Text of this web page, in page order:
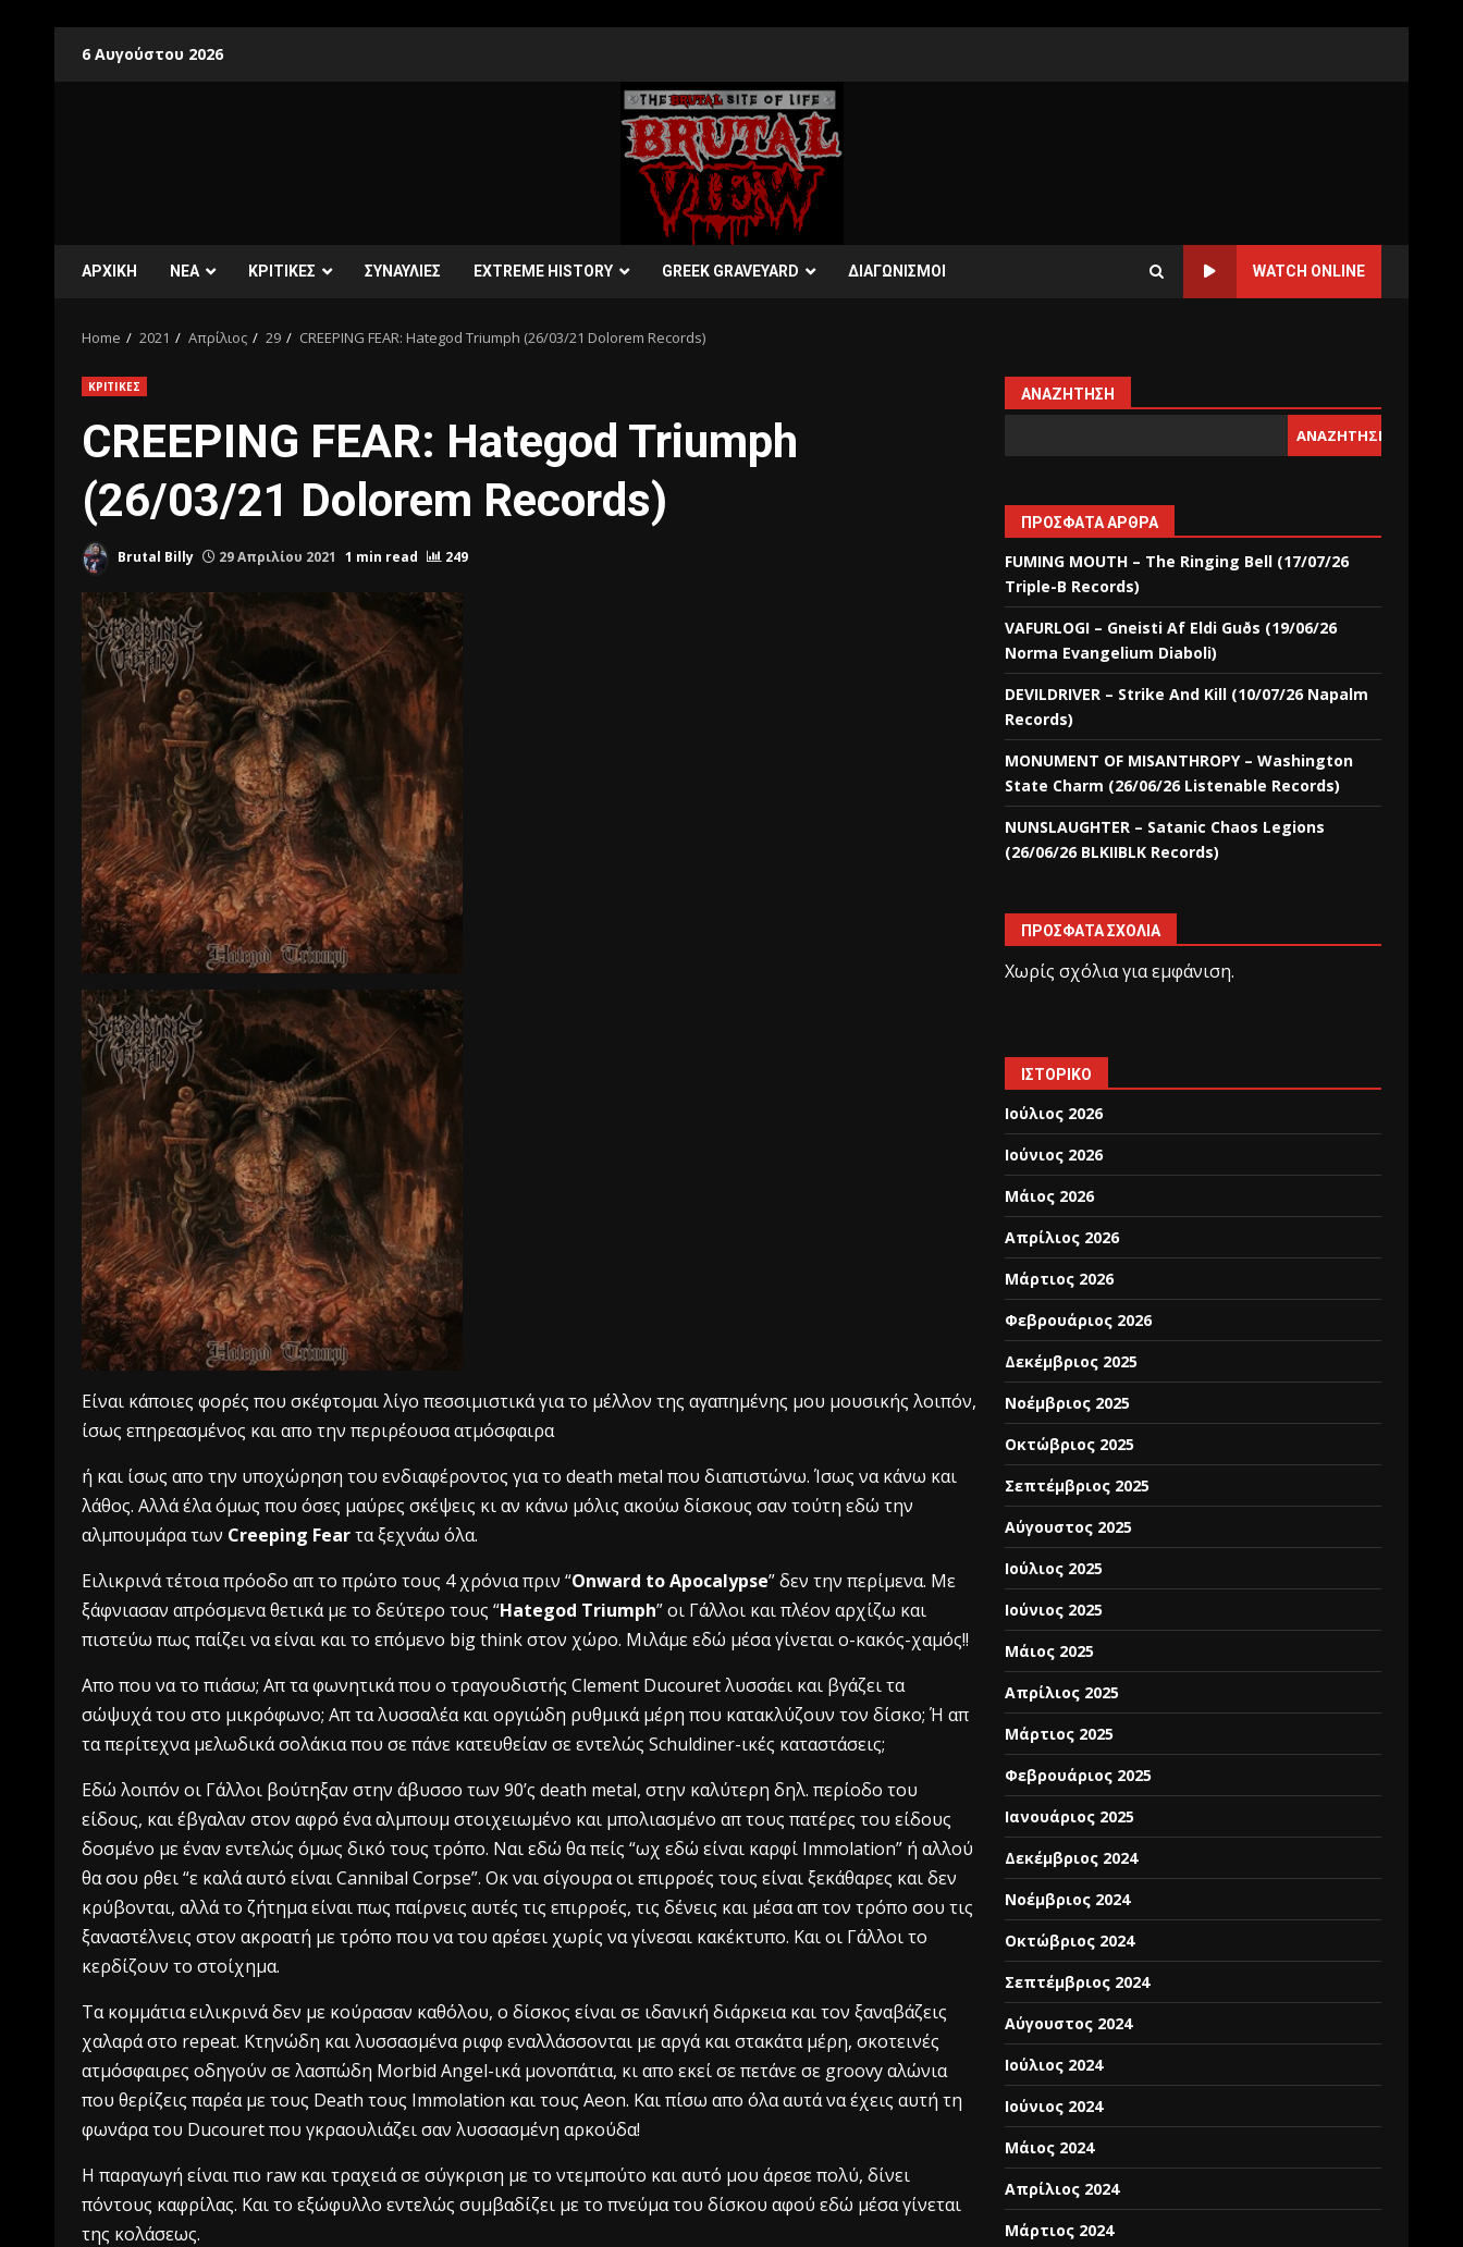
6 Αυγούστου 2026
ΑΡΧΙΚΗ ΝΕΑ ΚΡΙΤΙΚΕΣ ΣΥΝΑΥΛΙΕΣ EXTREME HISTORY GREEK GRAVEYARD ΔΙΑΓΩΝΙΣΜΟΙ WATCH ONLINE
Home 2021 Απρίλιος 29 CREEPING FEAR: Hategod Triumph (26/03/21 Dolorem Records)
ΚΡΙΤΙΚΕΣ
CREEPING FEAR: Hategod Triumph
(26/03/21 Dolorem Records)
Brutal Billy 29 Απριλίου 2021 1 min read 249
Είναι κάποιες φορές που σκέφτομαι λίγο πεσσιμιστικά για το μέλλον της αγαπημένης μου μουσικής λοιπόν,
ίσως επηρεασμένος και απο την περιρέουσα ατμόσφαιρα
ή και ίσως απο την υποχώρηση του ενδιαφέροντος για το death metal που διαπιστώνω. Ίσως να κάνω και
λάθος. Αλλά έλα όμως που όσες μαύρες σκέψεις κι αν κάνω μόλις ακούω δίσκους σαν τούτη εδώ την
αλμπουμάρα των Creeping Fearτα ξεχνάω όλα.
Ειλικρινά τέτοια πρόοδο απ το πρώτο τους 4 χρόνια πριν “Onward to Apocalypse” δεν την περίμενα. Με
ξάφνιασαν απρόσμενα θετικά με το δεύτερο τους “Hategod Triumph” οι Γάλλοι και πλέον αρχίζω και
πιστεύω πως παίζει να είναι και το επόμενο big think στον χώρο. Μιλάμε εδώ μέσα γίνεται ο-κακός-χαμός!!
Απο που να το πιάσω; Απ τα φωνητικά που ο τραγουδιστής Clement Ducouret λυσσάει και βγάζει τα
σώψυχά του στο μικρόφωνο; Απ τα λυσσαλέα και οργιώδη ρυθμικά μέρη που κατακλύζουν τον δίσκο; Ή απ
τα περίτεχνα μελωδικά σολάκια που σε πάνε κατευθείαν σε εντελώς Schuldiner-ικές καταστάσεις;
Εδώ λοιπόν οι Γάλλοι βούτηξαν στην άβυσσο των 90’ς death metal, στην καλύτερη δηλ. περίοδο του
είδους, και έβγαλαν στον αφρό ένα αλμπουμ στοιχειωμένο και μπολιασμένο απ τους πατέρες του είδους
δοσμένο με έναν εντελώς όμως δικό τους τρόπο. Ναι εδώ θα πείς “ωχ εδώ είναι καρφί Immolation” ή αλλού
θα σου ρθει “ε καλά αυτό είναι Cannibal Corpse”. Oκ ναι σίγουρα οι επιρροές τους είναι ξεκάθαρες και δεν
κρύβονται, αλλά το ζήτημα είναι πως παίρνεις αυτές τις επιρροές, τις δένεις και μέσα απ τον τρόπο σου τις
ξαναστέλνεις στον ακροατή με τρόπο που να του αρέσει χωρίς να γίνεσαι κακέκτυπο. Και οι Γάλλοι το
κερδίζουν το στοίχημα.
Τα κομμάτια ειλικρινά δεν με κούρασαν καθόλου, ο δίσκος είναι σε ιδανική διάρκεια και τον ξαναβάζεις
χαλαρά στο repeat. Κτηνώδη και λυσσασμένα ριφφ εναλλάσσονται με αργά και στακάτα μέρη, σκοτεινές
ατμόσφαιρες οδηγούν σε λασπώδη Morbid Angel-ικά μονοπάτια, κι απο εκεί σε πετάνε σε groovy αλώνια
που θερίζεις παρέα με τους Death τους Immolation και τους Aeon. Και πίσω απο όλα αυτά να έχεις αυτή τη
φωνάρα του Ducouret που γκραουλιάζει σαν λυσσασμένη αρκούδα!
Η παραγωγή είναι πιο raw και τραχειά σε σύγκριση με το ντεμπούτο και αυτό μου άρεσε πολύ, δίνει
πόντους καφρίλας. Και το εξώφυλλο εντελώς συμβαδίζει με το πνεύμα του δίσκου αφού εδώ μέσα γίνεται
της κολάσεως.
ΑΝΑΖΉΤΗΣΗ
ΑΝΑΖΉΤΗΣΗ
ΠΡΌΣΦΑΤΑ ΆΡΘΡΑ
FUMING MOUTH – The Ringing Bell (17/07/26
Triple-B Records)
VAFURLOGI – Gneisti Af Eldi Guðs (19/06/26
Norma Evangelium Diaboli)
DEVILDRIVER – Strike And Kill (10/07/26 Napalm
Records)
MONUMENT OF MISANTHROPY – Washington
State Charm (26/06/26 Listenable Records)
NUNSLAUGHTER – Satanic Chaos Legions
(26/06/26 BLKIIBLK Records)
ΠΡΌΣΦΑΤΑ ΣΧΌΛΙΑ
Χωρίς σχόλια για εμφάνιση.
ΙΣΤΟΡΙΚΌ
Ιούλιος 2026
Ιούνιος 2026
Μάιος 2026
Απρίλιος 2026
Μάρτιος 2026
Φεβρουάριος 2026
Δεκέμβριος 2025
Νοέμβριος 2025
Οκτώβριος 2025
Σεπτέμβριος 2025
Αύγουστος 2025
Ιούλιος 2025
Ιούνιος 2025
Μάιος 2025
Απρίλιος 2025
Μάρτιος 2025
Φεβρουάριος 2025
Ιανουάριος 2025
Δεκέμβριος 2024
Νοέμβριος 2024
Οκτώβριος 2024
Σεπτέμβριος 2024
Αύγουστος 2024
Ιούλιος 2024
Ιούνιος 2024
Μάιος 2024
Απρίλιος 2024
Μάρτιος 2024